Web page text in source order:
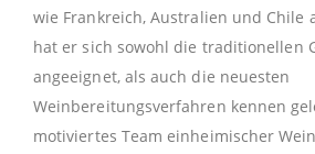
wie Frankreich, Australien und Chile
hat er sich sowohl die traditionellen
angeeignet, als auch die neuesten
Weinbereitungsverfahren kennen
motiviertes Team einheimischer